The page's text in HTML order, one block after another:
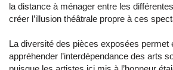
la distance à ménager entre les
créer l’illusion théâtrale propre à ces
La diversité des pièces exposées permet
appréhender l’interdépendance des arts